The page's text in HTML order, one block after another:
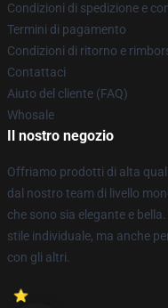
Condizioni di spedizione e
Termini di pagamento
Condizioni di ritorno e
Contattaci
Aiuto del cliente (FAQ)
Whosale
Il nostro negozio
Offriamo prodotti di alta
dal nostro team di livello
che sono sia elegante e
stile individuale, ma anche
con gli altri.